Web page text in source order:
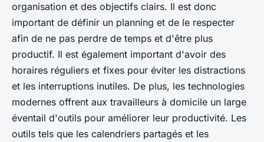
organisation et des objectifs clairs. Il est donc
important de définir un planning et de le respecter
afin de ne pas perdre de temps et d'être plus
productif. Il est également important d'avoir des
horaires réguliers et fixes pour éviter les distractions
et les interruptions inutiles. De plus, les technologies
modernes offrent aux travailleurs à domicile un large
éventail d'outils pour améliorer leur productivité. Les
outils tels que les calendriers partagés et les